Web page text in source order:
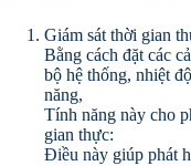
Giám sát thời gian
Bằng cách đặt các
bộ hệ thống, nhiệt
năng,
Tính năng này cho
gian thực:
Điều này giúp phát